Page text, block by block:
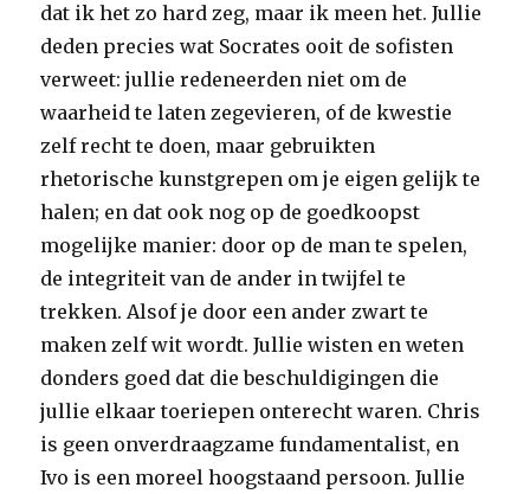
dat ik het zo hard zeg, maar ik meen het. Jullie
deden precies wat Socrates ooit de sofisten
verweet: jullie redeneerden niet om de
waarheid te laten zegevieren, of de kwestie
zelf recht te doen, maar gebruikten
rhetorische kunstgrepen om je eigen gelijk te
halen; en dat ook nog op de goedkoopst
mogelijke manier: door op de man te spelen,
de integriteit van de ander in twijfel te
trekken. Alsof je door een ander zwart te
maken zelf wit wordt. Jullie wisten en weten
donders goed dat die beschuldigingen die
jullie elkaar toeriepen onterecht waren. Chris
is geen onverdraagzame fundamentalist, en
Ivo is een moreel hoogstaand persoon. Jullie